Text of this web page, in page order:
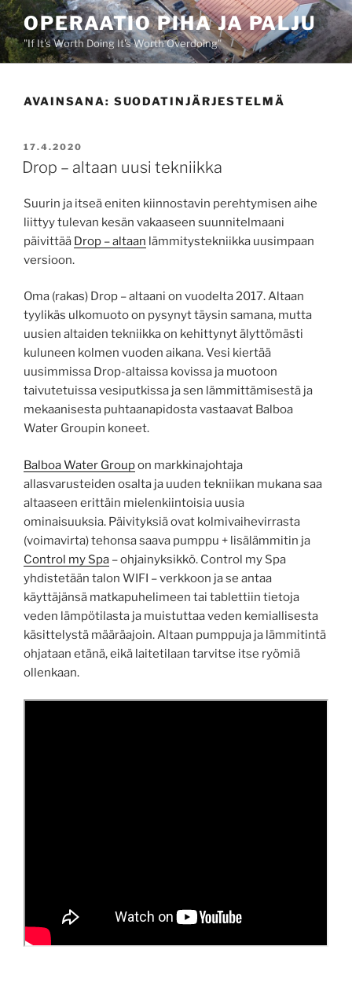
Siirry
sisältöönOPERAATIO PIHA JA PALJU
"If It's Worth Doing It's Worth Overdoing"
AVAINSANA: SUODATINJÄRJESTELMÄ
JULKAISTU
17.4.2020
Drop – altaan uusi tekniikka
Suurin ja itseä eniten kiinnostavin perehtymisen aihe
liittyy tulevan kesän vakaaseen suunnitelmaani
päivittää Drop – altaan lämmitystekniikka uusimpaan
versioon.
Oma (rakas) Drop – altaani on vuodelta 2017. Altaan
tyylikäs ulkomuoto on pysynyt täysin samana, mutta
uusien altaiden tekniikka on kehittynyt älyttömästi
kuluneen kolmen vuoden aikana. Vesi kiertää
uusimmissa Drop-altaissa kovissa ja muotoon
taivutetuissa vesiputkissa ja sen lämmittämisestä ja
mekaanisesta puhtaanapidosta vastaavat Balboa
Water Groupin koneet.
Balboa Water Groupon markkinajohtaja
allasvarusteiden osalta ja uuden tekniikan mukana saa
altaaseen erittäin mielenkiintoisia uusia
ominaisuuksia. Päivityksiä ovat kolmivaihevirrasta
(voimavirta) tehonsa saava pumppu + lisälämmitin ja
Control my Spa – ohjainyksikkö. Control my Spa
yhdistetään talon WIFI – verkkoon ja se antaa
käyttäjänsä matkapuhelimeen tai tablettiin tietoja
veden lämpötilasta ja muistuttaa veden kemiallisesta
käsittelystä määräajoin. Altaan pumppuja ja lämmitintä
ohjataan etänä, eikä laitetilaan tarvitse itse ryömiä
ollenkaan.